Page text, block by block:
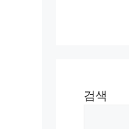
검색